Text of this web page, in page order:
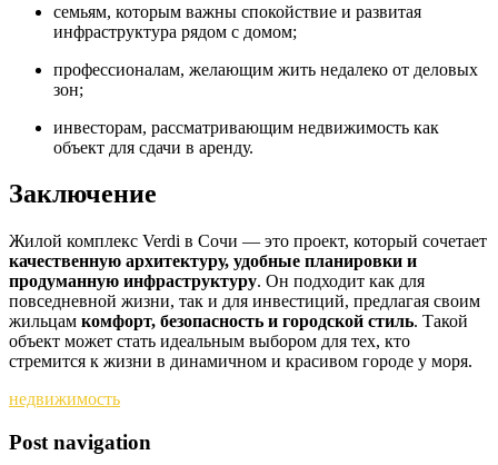
семьям, которым важны спокойствие и развитая
инфраструктура рядом с домом;
профессионалам, желающим жить недалеко от деловых
зон;
инвесторам, рассматривающим недвижимость как
объект для сдачи в аренду.
Заключение
Жилой комплекс Verdi в Сочи — это проект, который сочетает
качественную архитектуру, удобные планировки и
продуманную инфраструктуру. Он подходит как для
повседневной жизни, так и для инвестиций, предлагая своим
жильцам комфорт, безопасность и городской стиль. Такой
объект может стать идеальным выбором для тех, кто
стремится к жизни в динамичном и красивом городе у моря.
недвижимость
Post navigation